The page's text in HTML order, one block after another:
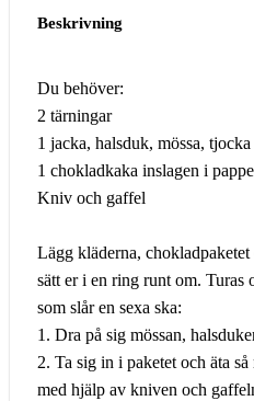
Beskrivning
Du behöver:
2 tärningar
1 jacka, halsduk, mössa,
1 chokladkaka inslagen i
Kniv och gaffel
Lägg kläderna,
sätt er i en ring runt om. Turas
som slår en sexa ska:
1. Dra på sig mössan,
2. Ta sig in i paketet och äta
med hjälp av kniven och